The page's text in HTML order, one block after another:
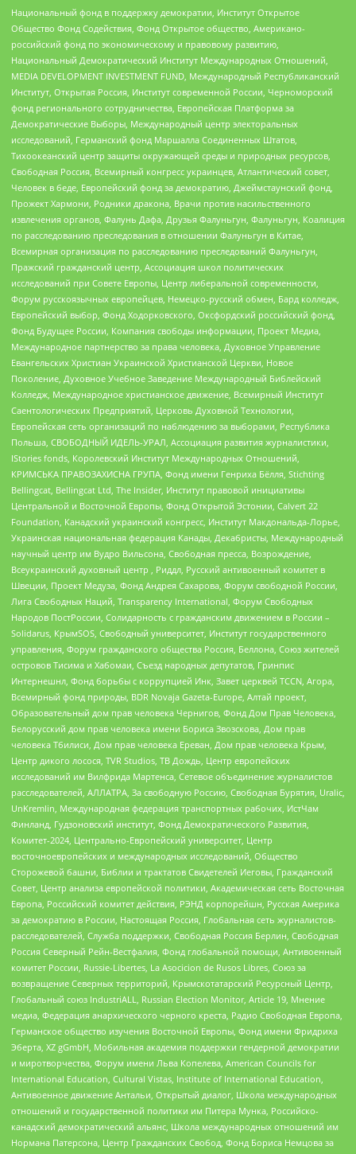
Национальный фонд в поддержку демократии, Институт Открытое
Общество Фонд Содействия, Фонд Открытое общество, Американо-
российский фонд по экономическому и правовому развитию,
Национальный Демократический Институт Международных Отношений,
MEDIA DEVELOPMENT INVESTMENT FUND, Международный Республиканский
Институт, Открытая Россия, Институт современной России, Черноморский
фонд регионального сотрудничества, Европейская Платформа за
Демократические Выборы, Международный центр электоральных
исследований, Германский фонд Маршалла Соединенных Штатов,
Тихоокеанский центр защиты окружающей среды и природных ресурсов,
Свободная Россия, Всемирный конгресс украинцев, Атлантический совет,
Человек в беде, Европейский фонд за демократию, Джеймстаунский фонд,
Прожект Хармони, Родники дракона, Врачи против насильственного
извлечения органов, Фалунь Дафа, Друзья Фалуньгун, Фалуньгун, Коалиция
по расследованию преследования в отношении Фалуньгун в Китае,
Всемирная организация по расследованию преследований Фалуньгун,
Пражский гражданский центр, Ассоциация школ политических
исследований при Совете Европы, Центр либеральной современности,
Форум русскоязычных европейцев, Немецко-русский обмен, Бард колледж,
Европейский выбор, Фонд Ходорковского, Оксфордский российский фонд,
Фонд Будущее России, Компания свободы информации, Проект Медиа,
Международное партнерство за права человека, Духовное Управление
Евангельских Христиан Украинской Христианской Церкви, Новое
Поколение, Духовное Учебное Заведение Международный Библейский
Колледж, Международное христианское движение, Всемирный Институт
Саентологических Предприятий, Церковь Духовной Технологии,
Европейская сеть организаций по наблюдению за выборами, Республика
Польша, СВОБОДНЫЙ ИДЕЛЬ-УРАЛ, Ассоциация развития журналистики,
IStories fonds, Королевский Институт Международных Отношений,
КРИМСЬКА ПРАВОЗАХИСНА ГРУПА, Фонд имени Генриха Бёлля, Stichting
Bellingcat, Bellingcat Ltd, The Insider, Институт правовой инициативы
Центральной и Восточной Европы, Фонд Открытой Эстонии, Calvert 22
Foundation, Канадский украинский конгресс, Институт Макдональда-Лорье,
Украинская национальная федерация Канады, Декабристы, Международный
научный центр им Вудро Вильсона, Свободная пресса, Возрождение,
Всеукраинский духовный центр , Риддл, Русский антивоенный комитет в
Швеции, Проект Медуза, Фонд Андрея Сахарова, Форум свободной России,
Лига Свободных Наций, Transparеncy International, Форум Свободных
Народов ПостРоссии, Солидарность с гражданским движением в России –
Solidarus, КрымSOS, Свободный университет, Институт государственного
управления, Форум гражданского общества Россия, Беллона, Союз жителей
островов Тисима и Хабомаи, Съезд народных депутатов, Гринпис
Интернешнл, Фонд борьбы с коррупцией Инк, Завет церквей TCCN, Агора,
Всемирный фонд природы, BDR Novaja Gazeta-Europe, Алтай проект,
Образовательный дом прав человека Чернигов, Фонд Дом Прав Человека,
Белорусский дом прав человека имени Бориса Звозскова, Дом прав
человека Тбилиси, Дом прав человека Ереван, Дом прав человека Крым,
Центр дикого лосося, TVR Studios, ТВ Дождь, Центр европейских
исследований им Вилфрида Мартенса, Сетевое объединение журналистов
расследователей, АЛЛАТРА, За свободную Россию, Свободная Бурятия, Uralic,
UnKremlin, Международная федерация транспортных рабочих, ИстЧам
Финланд, Гудзоновский институт, Фонд Демократического Развития,
Комитет-2024, Центрально-Европейский университет, Центр
восточноевропейских и международных исследований, Общество
Сторожевой башни, Библии и трактатов Свидетелей Иеговы, Гражданский
Совет, Центр анализа европейской политики, Академическая сеть Восточная
Европа, Российский комитет действия, РЭНД корпорейшн, Русская Америка
за демократию в России, Настоящая Россия, Глобальная сеть журналистов-
расследователей, Служба поддержки, Свободная Россия Берлин, Свободная
Россия Северный Рейн-Вестфалия, Фонд глобальной помощи, Антивоенный
комитет России, Russie-Libertes, La Asocicion de Rusos Libres, Союз за
возвращение Северных территорий, Крымскотатарский Ресурсный Центр,
Глобальный союз IndustriALL, Russian Election Monitor, Article 19, Мнение
медиа, Федерация анархического черного креста, Радио Свободная Европа,
Германское общество изучения Восточной Европы, Фонд имени Фридриха
Эберта, XZ gGmbH, Мобильная академия поддержки гендерной демократии
и миротворчества, Форум имени Льва Копелева, American Councils for
International Education, Cultural Vistas, Institute of International Education,
Антивоенное движение Антальи, Открытый диалог, Школа международных
отношений и государственной политики им Питера Мунка, Российско-
канадский демократический альянс, Школа международных отношений им
Нормана Патерсона, Центр Гражданских Свобод, Фонд Бориса Немцова за